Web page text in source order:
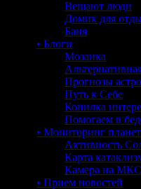
Вещают люди
Домик для
Баня
• Блоги
Мозаика
Прогнозы
Путь к Себе
Копилка
Помогаем в
• Мониторинг
Активность
Карта
Камера на МКС
• Прием новостей